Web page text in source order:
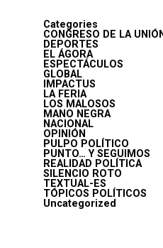
Categories
CONGRESO DE LA UNIÓN
DEPORTES
EL ÁGORA
ESPECTÁCULOS
GLOBAL
IMPACTUS
LA FERIA
LOS MALOSOS
MANO NEGRA
NACIONAL
OPINIÓN
PULPO POLÍTICO
PUNTO… Y SEGUIMOS
REALIDAD POLÍTICA
SILENCIO ROTO
TEXTUAL-ES
TÓPICOS POLÍTICOS
Uncategorized